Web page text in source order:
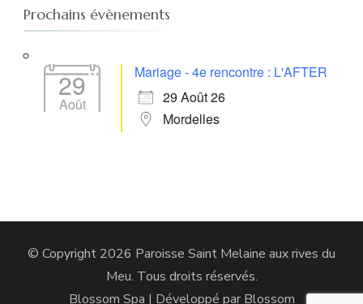
Prochains évènements
29
Août
Mariage - 4e rencontre : L'AFTER
29 Août 26
Mordelles
© Copyright 2026 Paroisse Saint Melaine aux rives du
Meu. Tous droits réservés.
Blossom Spa | Développé par Blossom